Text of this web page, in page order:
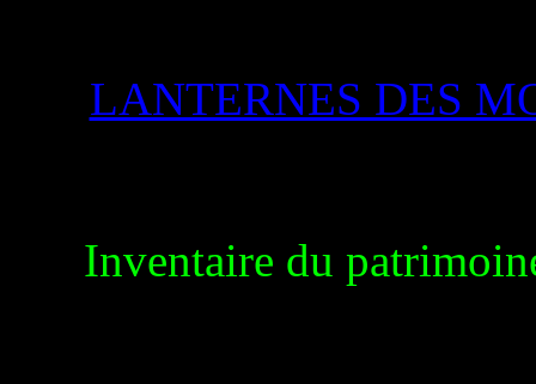
LANTERNES DES
Inventaire du